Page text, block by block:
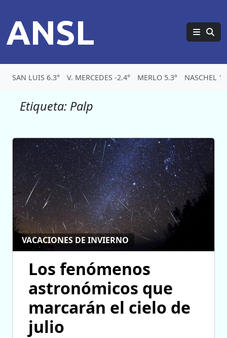
ANSL
SAN LUIS 6.3° V. MERCEDES -2.4° MERLO 5.3° NASCHEL
Etiqueta: Palp
VACACIONES DE INVIERNO
Los fenómenos
astronómicos que
marcarán el cielo de
julio